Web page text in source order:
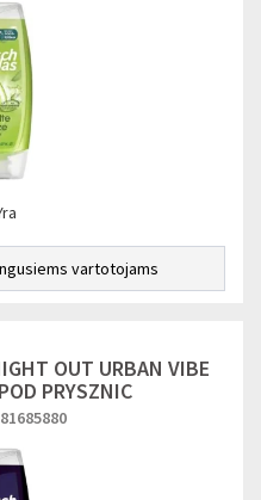
vartotojams
OUT URBAN VIBE
PRYSZNIC